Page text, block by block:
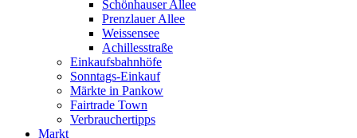
Schönhauser Allee
Prenzlauer Allee
Weissensee
Achillesstraße
Einkaufsbahnhöfe
Sonntags-Einkauf
Märkte in Pankow
Fairtrade Town
Verbrauchertipps
Markt